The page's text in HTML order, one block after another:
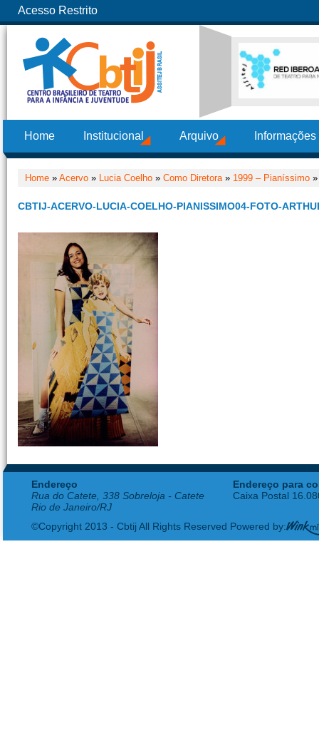
Acesso Restrito
Home Institucional Arquivo
Home » Acervo » Lucia Coelho » Como Diretora» 1999 – Pianíssimo
CBTIJ-ACERVO-LUCIA-COELHO-PIANISSIMO04-FOTO-
Endereço
Rua do Catete, 338 Sobreloja - Catete
Rio de Janeiro/RJ
Endereço para
Caixa Postal
©Copyright 2013 - Cbtij All Rights Reserved Powered by: